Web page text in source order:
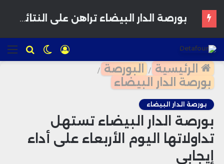
للبحث الوضع
المظلم
تسجيل
الدخول
الرئيسية / البورصة /
بورصة الدار البيضاء
بورصة الدار البيضاء
بورصة الدار البيضاء تستهل
تداولاتها اليوم الأربعاء على أداء
إيجابي